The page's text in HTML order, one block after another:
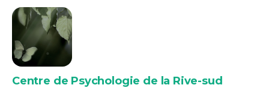
Centre de Psychologie de la Rive-sud